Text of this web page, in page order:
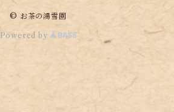
© お茶の鴻雪園
Powered by